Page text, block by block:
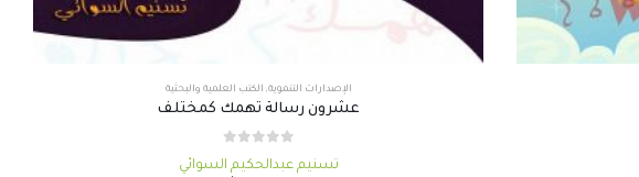
الإصدارات التنموية, الكتب العلمية والبحثية
عشرون رسالة تهمك كمختلف
تسنيم عبدالحكيم السوائي